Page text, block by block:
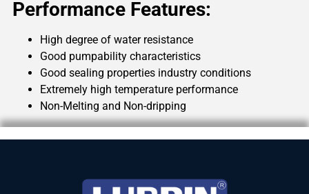
Performance Features:
High degree of water resistance
Good pumpability characteristics
Good sealing properties industry conditions
Extremely high temperature performance
Non-Melting and Non-dripping